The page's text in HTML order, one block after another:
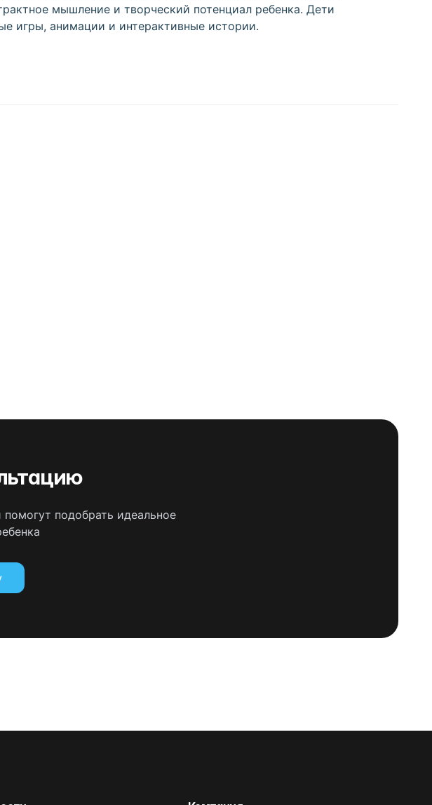
мышление и творческий потенциал ребенка. Дети
игры, анимации и интерактивные истории.
подобрать идеальное